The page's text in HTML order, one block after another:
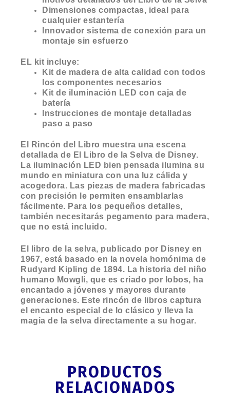
Dimensiones compactas, ideal para
cualquier estantería
Innovador sistema de conexión para un
montaje sin esfuerzo
EL kit incluye:
Kit de madera de alta calidad con todos
los componentes necesarios
Kit de iluminación LED con caja de
batería
Instrucciones de montaje detalladas
paso a paso
El Rincón del Libro muestra una escena
detallada de El Libro de la Selva de Disney.
La iluminación LED bien pensada ilumina su
mundo en miniatura con una luz cálida y
acogedora. Las piezas de madera fabricadas
con precisión le permiten ensamblarlas
fácilmente. Para los pequeños detalles,
también necesitarás pegamento para madera,
que no está incluido.
El libro de la selva, publicado por Disney en
1967, está basado en la novela homónima de
Rudyard Kipling de 1894. La historia del niño
humano Mowgli, que es criado por lobos, ha
encantado a jóvenes y mayores durante
generaciones. Este rincón de libros captura
el encanto especial de lo clásico y lleva la
magia de la selva directamente a su hogar.
PRODUCTOS
RELACIONADOS